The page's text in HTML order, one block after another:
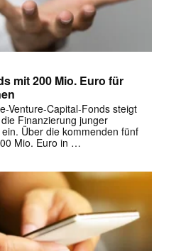
mit 200 Mio. Euro für
Venture-Capital-Fonds steigt
Finanzierung junger
Über die kommenden fünf
Mio. Euro in …